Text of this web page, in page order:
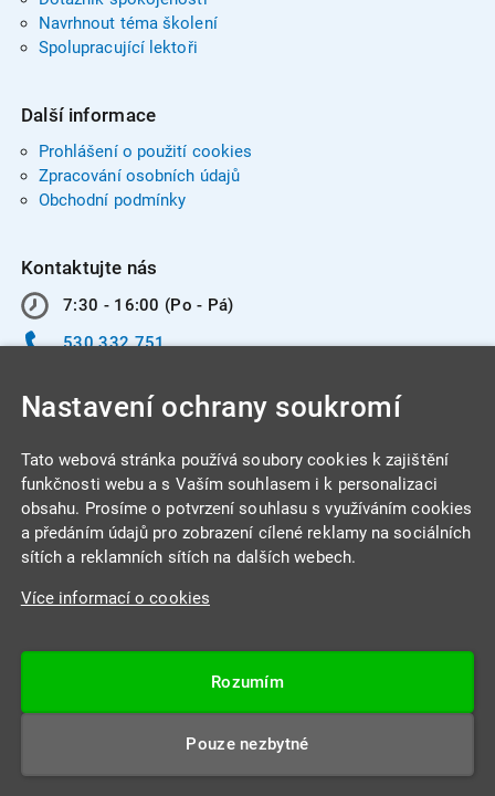
Navrhnout téma školení
Spolupracující lektoři
Další informace
Prohlášení o použití cookies
Zpracování osobních údajů
Obchodní podmínky
Kontaktujte nás
7:30 - 16:00 (Po - Pá)
530 332 751
INTEGRA CENTRUM s.r.o.
Jabloňová 662/7
Datová schránka: 4beca6d
Nastavení ochrany soukromí
Tato webová stránka používá soubory cookies k zajištění
funkčnosti webu a s Vaším souhlasem i k personalizaci
obsahu. Prosíme o potvrzení souhlasu s využíváním cookies
a předáním údajů pro zobrazení cílené reklamy na sociálních
sítích a reklamních sítích na dalších webech.
Více informací o cookies
Rozumím
Pouze nezbytné